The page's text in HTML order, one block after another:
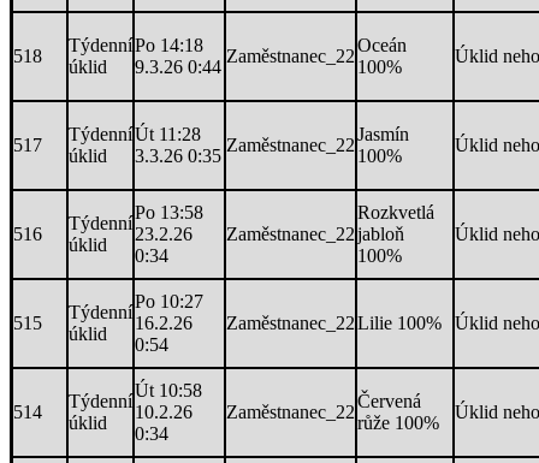
518
Týdenní
úklid
Po 14:18
9.3.26 0:44
Zaměstnanec_22
Oceán
100%
Úklid
517
Týdenní
úklid
Út 11:28
3.3.26 0:35
Zaměstnanec_22
Jasmín
100%
Úklid
516
Týdenní
úklid
Po 13:58
23.2.26
0:34
Zaměstnanec_22
Rozkvetlá
jabloň
100%
Úklid
515
Týdenní
úklid
Po 10:27
16.2.26
0:54
Zaměstnanec_22Lilie 100% Úklid
514
Týdenní
úklid
Út 10:58
10.2.26
0:34
Zaměstnanec_22
Červená
růže 100%
Úklid